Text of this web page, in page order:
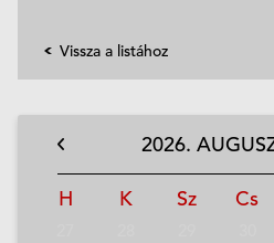
Vissza a listához
2026.
H K Sz Cs